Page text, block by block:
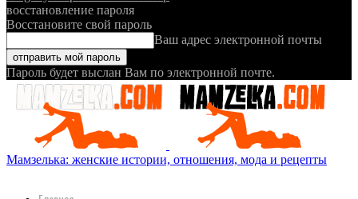
восстановление пароля
Восстановите свой пароль
Ваш адрес электронной почты
Пароль будет выслан Вам по электронной почте.
Мамзелька: женские истории, отношения, мода и рецепты